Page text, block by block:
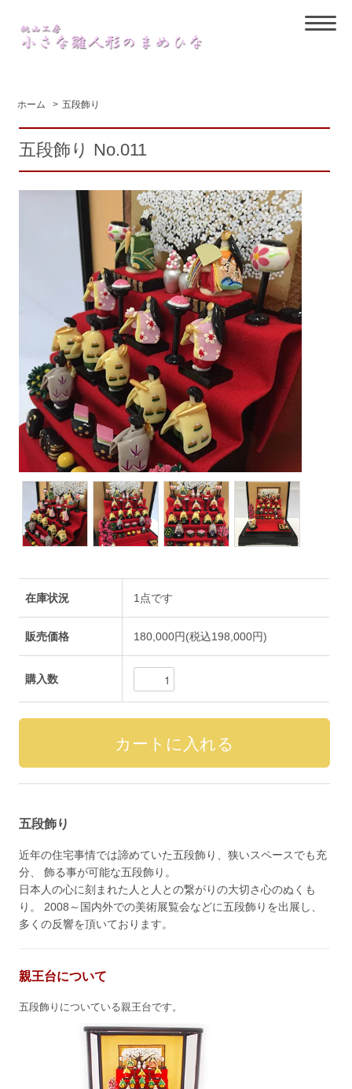
ホーム > 五段飾り
五段飾り No.011
在庫状況 1点です
販売価格 180,000円(税込198,000円)
購入数
五段飾り
近年の住宅事情では諦めていた五段飾り、狭いスペースでも充
分、 飾る事が可能な五段飾り。
日本人の心に刻まれた人と人との繋がりの大切さ心のぬくも
り。 2008～国内外での美術展覧会などに五段飾りを出展し、
多くの反響を頂いております。
親王台について
五段飾りについている親王台です。